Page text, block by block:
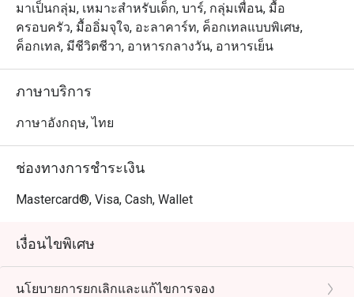
มาเป็นกลุ่ม, เหมาะสำหรับเด็ก, บาร์, กลุ่มเพื่อน, มื้อ
ครอบครัว, มื้ออิ่มจุใจ, อะลาคาร์ท, ค็อกเทลแบบพิเศษ,
ค็อกเทล, มีชีวิตชีวา, อาหารกลางวัน, อาหารเย็น
ภาษาบริการ
ภาษาอังกฤษ, ไทย
ช่องทางการชำระเงิน
Mastercard®, Visa, Cash, Wallet
เงื่อนไขพิเศษ
นโยบายการยกเลิกและแก้ไขการจอง